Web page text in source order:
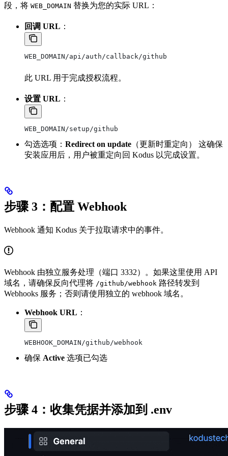
段，将 WEB_DOMAIN 替换为您的实际 URL：
回调 URL ：
WEB_DOMAIN/api/auth/callback/github
此 URL 用于完成授权流程。
设置 URL ：
WEB_DOMAIN/setup/github
勾选选项： Redirect on update （更新时重定向） 这确保
安装应用后，用户被重定向回 Kodus 以完成设置。
步骤 3：配置 Webhook
Webhook 通知 Kodus 关于拉取请求中的事件。
Webhook 由独立服务处理（端口 3332）。如果这里使用 API
域名，请确保反向代理将 /github/webhook 路径转发到
Webhooks 服务；否则请使用独立的 webhook 域名。
Webhook URL ：
WEBHOOK_DOMAIN/github/webhook
确保 Active 选项已勾选
步骤 4：收集凭据并添加到 .env